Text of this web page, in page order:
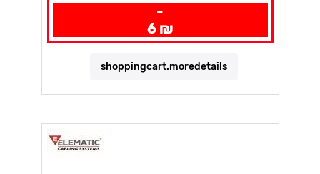
-
6 ₪
shoppingcart.moredetails